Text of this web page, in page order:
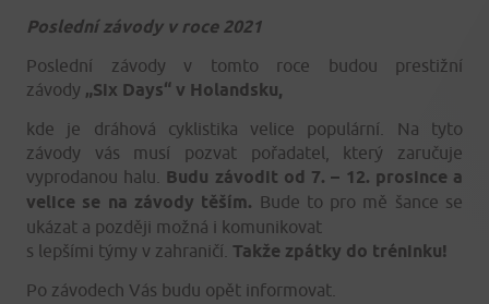
Poslední závody v roce 2021
Poslední závody v tomto roce budou prestižní
závody „Six Days“ v Holandsku,
kde je dráhová cyklistika velice populární. Na tyto
závody vás musí pozvat pořadatel, který zaručuje
vyprodanou halu. Budu závodit od 7. – 12. prosince a
velice se na závody těším. Bude to pro mě šance se
ukázat a později možná i komunikovat
s lepšími týmy v zahraničí. Takže zpátky do tréninku!
Po závodech Vás budu opět informovat.